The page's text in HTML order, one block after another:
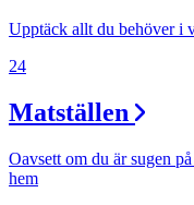
Upptäck allt du behöver i
24
Matställen
Oavsett om du är sugen
hem